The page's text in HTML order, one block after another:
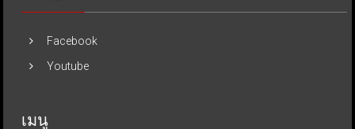
Facebook
Youtube
เมนู